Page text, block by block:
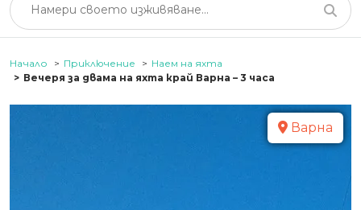
Начало Приключение
Наем на яхта
Вечеря за двама на яхта край Варна – 3 часа
Варна